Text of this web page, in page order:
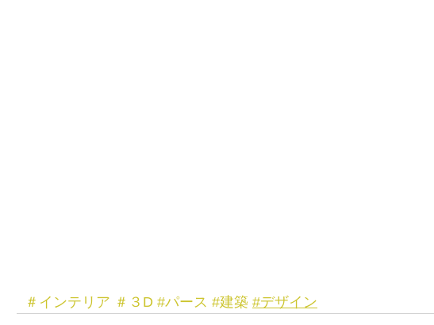
＃インテリア ＃３D #パース #建築 #デザイン